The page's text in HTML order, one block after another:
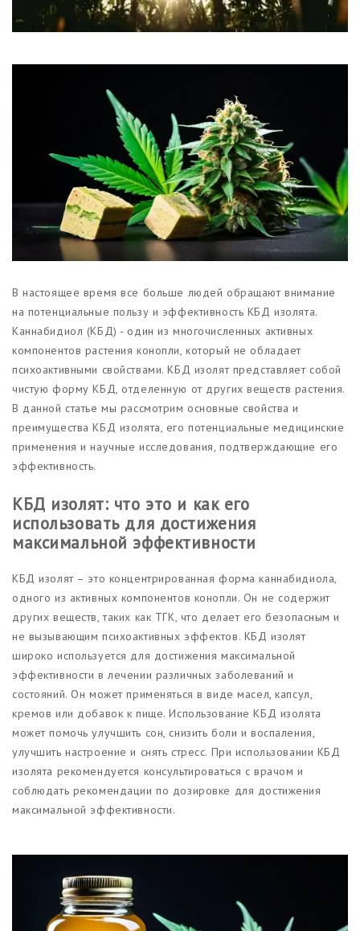
Функциональные продукты с
CBD
Красота и гигиена
CBD для животных
Какао и шоколад с CBD
Магазины
В настоящее время все больше людей обращают внимание
на потенциальные пользу и эффективность КБД изолята.
Каннабидиол (КБД) - один из многочисленных активных
компонентов растения конопли, который не обладает
психоактивными свойствами. КБД изолят представляет собой
чистую форму КБД, отделенную от других веществ растения.
В данной статье мы рассмотрим основные свойства и
преимущества КБД изолята, его потенциальные медицинские
применения и научные исследования, подтверждающие его
эффективность.
КБД изолят: что это и как его
использовать для достижения
максимальной эффективности
КБД изолят – это концентрированная форма каннабидиола,
одного из активных компонентов конопли. Он не содержит
других веществ, таких как ТГК, что делает его безопасным и
не вызывающим психоактивных эффектов. КБД изолят
широко используется для достижения максимальной
эффективности в лечении различных заболеваний и
состояний. Он может применяться в виде масел, капсул,
кремов или добавок к пище. Использование КБД изолята
может помочь улучшить сон, снизить боли и воспаления,
улучшить настроение и снять стресс. При использовании КБД
изолята рекомендуется консультироваться с врачом и
соблюдать рекомендации по дозировке для достижения
максимальной эффективности.